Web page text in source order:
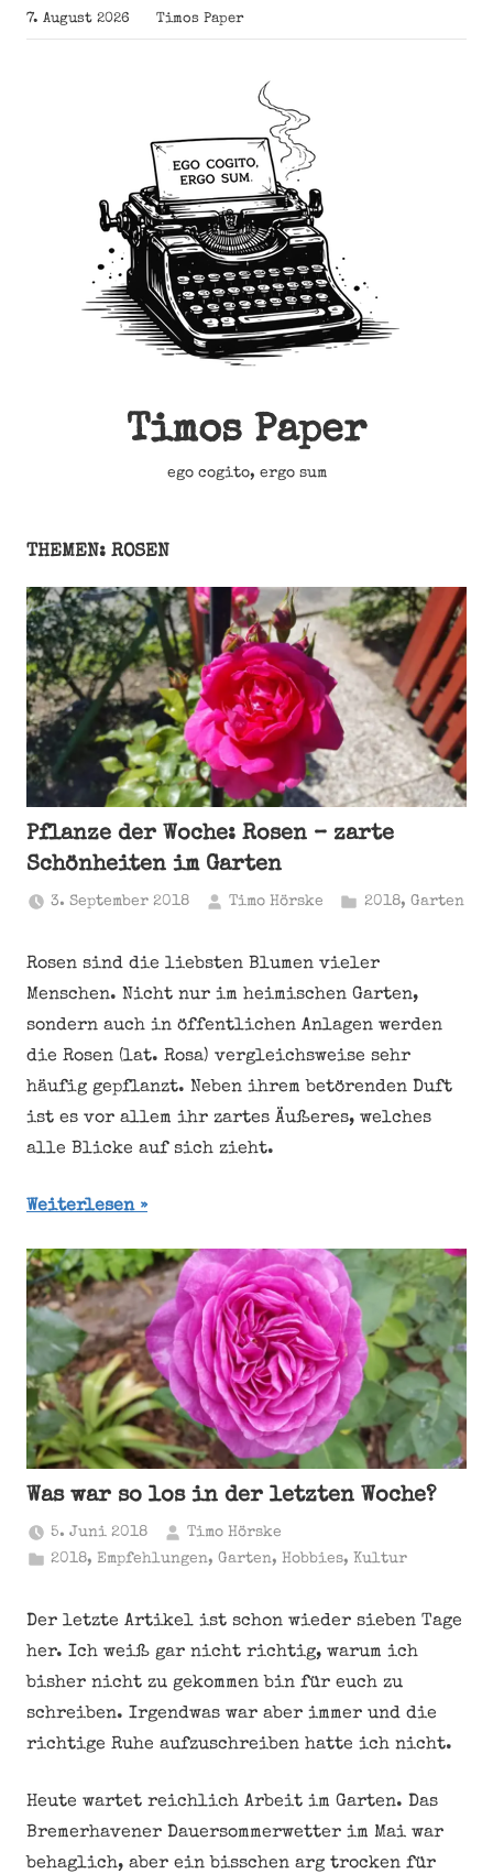
Zum
Inhalt
7. August 2026 Timos Paper
Timos Paper
ego cogito, ergo sum
THEMEN: ROSEN
Pflanze der Woche: Rosen – zarte
Schönheiten im Garten
3. September 2018 Timo Hörske 2018, Garten
Rosen sind die liebsten Blumen vieler
Menschen. Nicht nur im heimischen Garten,
sondern auch in öffentlichen Anlagen werden
die Rosen (lat. Rosa) vergleichsweise sehr
häufig gepflanzt. Neben ihrem betörenden Duft
ist es vor allem ihr zartes Äußeres, welches
alle Blicke auf sich zieht.
Weiterlesen
Was war so los in der letzten Woche?
5. Juni 2018
Timo Hörske
2018, Empfehlungen,Garten,Hobbies, Kultur
Der letzte Artikel ist schon wieder sieben Tage
her. Ich weiß gar nicht richtig, warum ich
bisher nicht zu gekommen bin für euch zu
schreiben. Irgendwas war aber immer und die
richtige Ruhe aufzuschreiben hatte ich nicht.
Heute wartet reichlich Arbeit im Garten. Das
Bremerhavener Dauersommerwetter im Mai war
behaglich, aber ein bisschen arg trocken für